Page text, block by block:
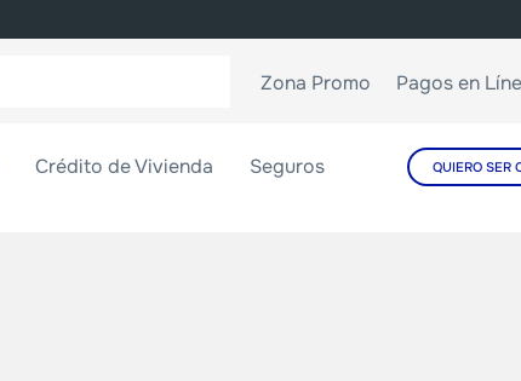
Zona Promo Pagos en
Crédito de Vivienda Seguros QUIERO SER